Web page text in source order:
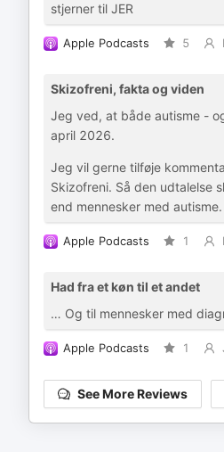
stjerner til JER
Apple Podcasts 5
Skizofreni, fakta og viden
Jeg ved, at både autisme -
april 2026.
Jeg vil gerne tilføje
Skizofreni. Så den udtalelse
end mennesker med
Apple Podcasts 1
Had fra et køn til et andet
… Og til mennesker med
Apple Podcasts 1
See More Reviews